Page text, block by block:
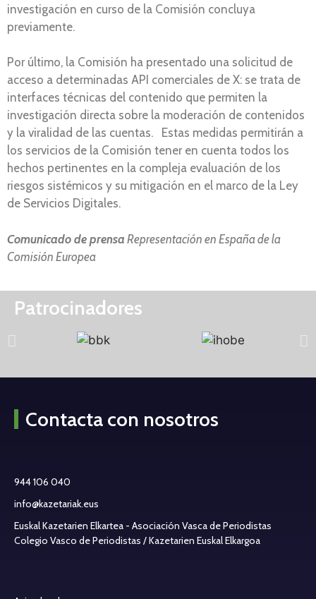
investigación en curso de la Comisión concluya
previamente.
Por último, la Comisión ha presentado una solicitud de
acceso a determinadas API comerciales de X: se trata de
interfaces técnicas del contenido que permiten la
investigación directa sobre la moderación de contenidos
y la viralidad de las cuentas. Estas medidas permitirán a
los servicios de la Comisión tener en cuenta todos los
hechos pertinentes en la compleja evaluación de los
riesgos sistémicos y su mitigación en el marco de la Ley
de Servicios Digitales.
Comunicado de prensa Representación en España de la
Comisión Europea
Patrocinadores
Contacta con nosotros
944 106 040
info@kazetariak.eus
Euskal Kazetarien Elkartea - Asociación Vasca de Periodistas
Colegio Vasco de Periodistas / Kazetarien Euskal Elkargoa